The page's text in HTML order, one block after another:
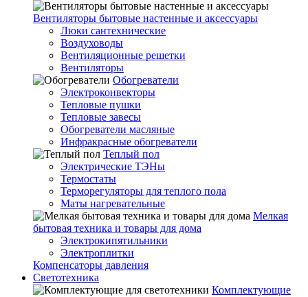
Вентиляторы бытовые настенные и аксессуары
Люки сантехнические
Воздуховоды
Вентиляционные решетки
Вентиляторы
Обогреватели
Электроконвекторы
Тепловые пушки
Тепловые завесы
Обогреватели масляные
Инфракрасные обогреватели
Теплый пол
Электрические ТЭНы
Термостаты
Терморегуляторы для теплого пола
Маты нагревательные
Мелкая
бытовая техника и товары для дома
Электрокипятильники
Электроплитки
Компенсаторы давления
Светотехника
Комплектующие